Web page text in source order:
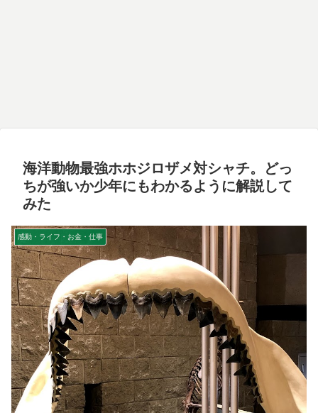
海洋動物最強ホホジロザメ対シャチ。どっ
ちが強いか少年にもわかるように解説して
みた
感動・ライフ・お金・仕事